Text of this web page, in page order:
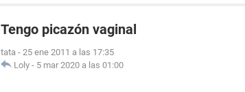
Tengo picazón vaginal
tata - 25 ene 2011 a las 17:35
Loly - 5 mar 2020 a las 01:00